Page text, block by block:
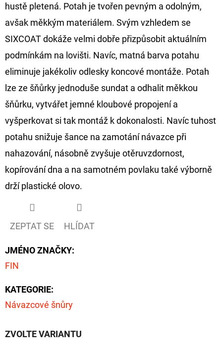
hustě pletená. Potah je tvořen pevným a odolným,
avšak měkkým materiálem. Svým vzhledem se
SIXCOAT dokáže velmi dobře přizpůsobit aktuálním
podmínkám na lovišti. Navíc, matná barva potahu
eliminuje jakékoliv odlesky koncové montáže. Potah
lze ze šňůrky jednoduše sundat a odhalit měkkou
šňůrku, vytvářet jemné kloubové propojení a
vyšperkovat si tak montáž k dokonalosti. Navíc tuhost
potahu snižuje šance na zamotání návazce při
nahazování, násobně zvyšuje otěruvzdornost,
kopírování dna a na samotném povlaku také výborně
drží plastické olovo.
ZEPTAT SE HLÍDAT
JMÉNO ZNAČKY:
FIN
KATEGORIE:
Návazcové šnůry
ZVOLTE VARIANTU
D
O
P
O
R
U
Č
U
J
E
M
E
GIANTS
FISHING
KAPROVÝ
BOILIE
PLUS
25LB
72
Původně:
79
Kč